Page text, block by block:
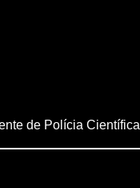
de Polícia Científica